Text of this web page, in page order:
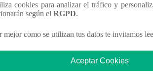
interesar
cookies para analizar el tráfico y
según el RGPD.
mejor como se utilizan tus datos te invitamos
Aceptar Cookies